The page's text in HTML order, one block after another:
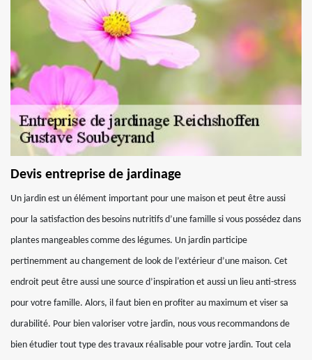
Devis entreprise de jardinage
Un jardin est un élément important pour une maison et peut être aussi
pour la satisfaction des besoins nutritifs d’une famille si vous possédez dans
plantes mangeables comme des légumes. Un jardin participe
pertinemment au changement de look de l’extérieur d’une maison. Cet
endroit peut être aussi une source d’inspiration et aussi un lieu anti-stress
pour votre famille. Alors, il faut bien en profiter au maximum et viser sa
durabilité. Pour bien valoriser votre jardin, nous vous recommandons de
bien étudier tout type des travaux réalisable pour votre jardin. Tout cela